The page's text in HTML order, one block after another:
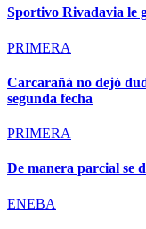
Sportivo Rivadavia le
PRIMERA
Carcarañá no dejó
segunda fecha
PRIMERA
De manera parcial se
ENEBA